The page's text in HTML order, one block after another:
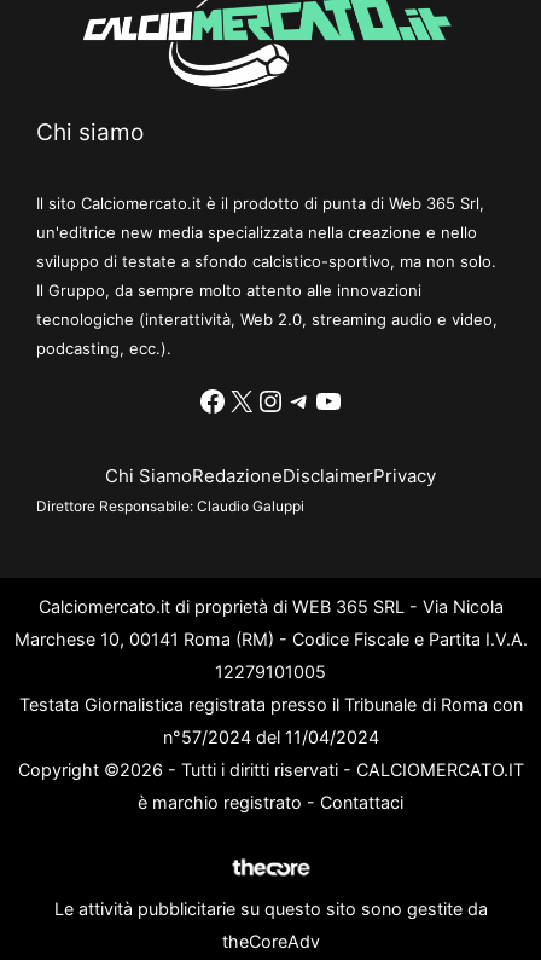
Chi siamo
Il sito Calciomercato.it è il prodotto di punta di Web 365 Srl,
un'editrice new media specializzata nella creazione e nello
sviluppo di testate a sfondo calcistico-sportivo, ma non solo.
Il Gruppo, da sempre molto attento alle innovazioni
tecnologiche (interattività, Web 2.0, streaming audio e video,
podcasting, ecc.).
Facebook
X Instagram
Telegram
YouTube
Chi SiamoRedazioneDisclaimerPrivacy
Direttore Responsabile: Claudio Galuppi
Calciomercato.it di proprietà di WEB 365 SRL - Via Nicola
Marchese 10, 00141 Roma (RM) - Codice Fiscale e Partita I.V.A.
12279101005
Testata Giornalistica registrata presso il Tribunale di Roma con
n°57/2024 del 11/04/2024
Copyright ©2026 - Tutti i diritti riservati - CALCIOMERCATO.IT
è marchio registrato - Contattaci
Le attività pubblicitarie su questo sito sono gestite da
theCoreAdv